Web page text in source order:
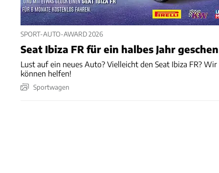
SPORT-AUTO-AWARD 2026
Seat Ibiza FR für ein halbes Jahr
Lust auf ein neues Auto? Vielleicht den Seat Ibiza FR? Wir
können helfen!
Sportwagen